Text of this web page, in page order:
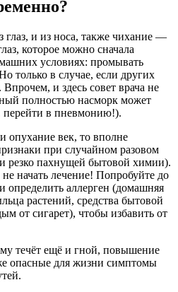
глаз, и из носа, также чихание —
которое можно сначала
условиях: промывать
только в случае, если других
и здесь совет врача не
полностью насморк может
перейти в пневмонию!).
опухание век, то вполне
при случайном разовом
резко пахнущей бытовой химии).
начать лечение! Попробуйте до
определить аллерген (домашняя
растений, средства бытовой
от сигарет), чтобы избавить от
течёт ещё и гной, повышение
опасные для жизни симптомы